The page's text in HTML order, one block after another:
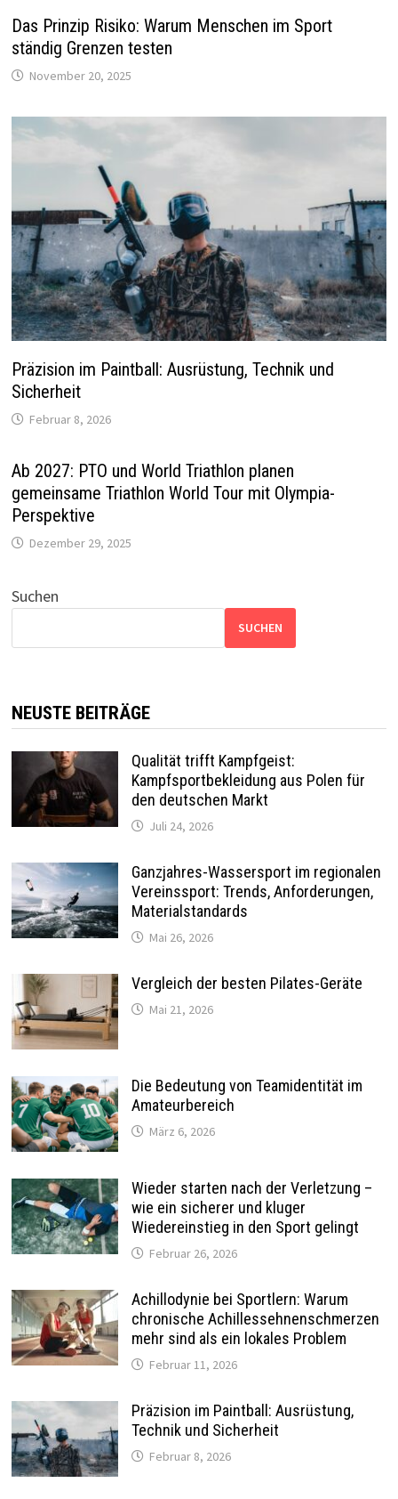
Das Prinzip Risiko: Warum Menschen im Sport
ständig Grenzen testen
November 20, 2025
Präzision im Paintball: Ausrüstung, Technik und
Sicherheit
Februar 8, 2026
Ab 2027: PTO und World Triathlon planen
gemeinsame Triathlon World Tour mit Olympia-
Perspektive
Dezember 29, 2025
Suchen
SUCHEN
NEUSTE BEITRÄGE
Qualität trifft Kampfgeist:
Kampfsportbekleidung aus Polen für
den deutschen Markt
Juli 24, 2026
Ganzjahres-Wassersport im regionalen
Vereinssport: Trends, Anforderungen,
Materialstandards
Mai 26, 2026
Vergleich der besten Pilates-Geräte
Mai 21, 2026
Die Bedeutung von Teamidentität im
Amateurbereich
März 6, 2026
Wieder starten nach der Verletzung –
wie ein sicherer und kluger
Wiedereinstieg in den Sport gelingt
Februar 26, 2026
Achillodynie bei Sportlern: Warum
chronische Achillessehnenschmerzen
mehr sind als ein lokales Problem
Februar 11, 2026
Präzision im Paintball: Ausrüstung,
Technik und Sicherheit
Februar 8, 2026